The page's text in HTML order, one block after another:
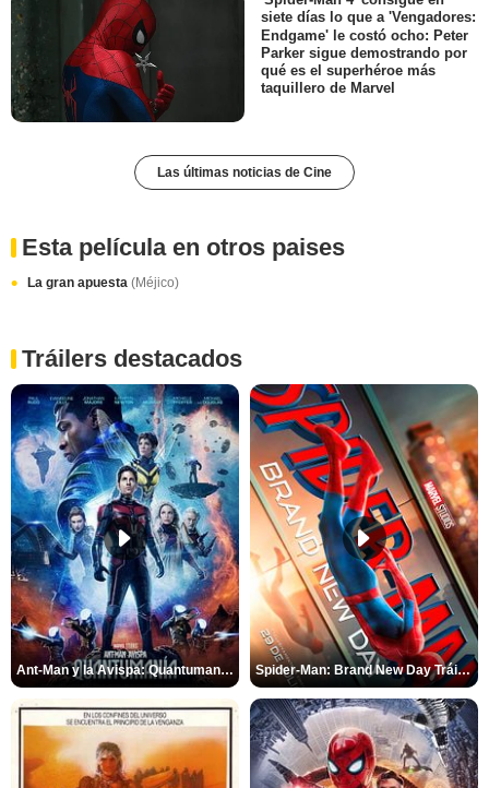
siete días lo que a 'Vengadores:
Endgame' le costó ocho: Peter
Parker sigue demostrando por
qué es el superhéroe más
taquillero de Marvel
Las últimas noticias de Cine
Esta película en otros paises
La gran apuesta (Méjico)
Tráilers destacados
Ant-Man y la Avispa: Quantumanía Tráiler (2) Spider-Man: Brand New Day Tráiler (3)